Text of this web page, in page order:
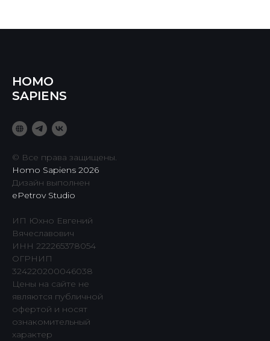
HOMO
SAPIENS
© Все права защищены.
Homo Sapiens 2026
Дизайн выполнен
ePetrov Studio
ИП Юхно Евгений
Вячеславович
ИНН 222265378054
ОГРНИП
324220200046038
Цены на сайте не
являются публичной
офертой и носят
ознакомительный
характер